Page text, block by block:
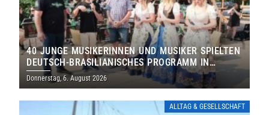
40 JUNGE MUSIKERINNEN UND MUSIKER SPIELTEN
DEUTSCH-BRASILIANISCHES PROGRAMM IN
THOLEY
Donnerstag, 6. August 2026
ALLTAG & GESELLSCHAFT